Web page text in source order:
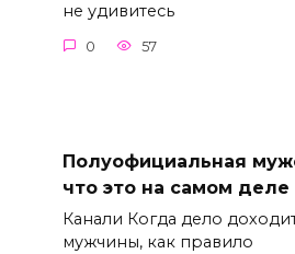
не удивитесь
0 57
Полуофициальная
что это на самом деле
Канали Когда дело
мужчины, как правило